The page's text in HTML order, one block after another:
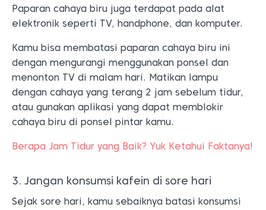
Paparan cahaya biru juga terdapat pada alat
elektronik seperti TV, handphone, dan komputer.
Kamu bisa membatasi paparan cahaya biru ini
dengan mengurangi menggunakan ponsel dan
menonton TV di malam hari. Matikan lampu
dengan cahaya yang terang 2 jam sebelum tidur,
atau gunakan aplikasi yang dapat memblokir
cahaya biru di ponsel pintar kamu.
Berapa Jam Tidur yang Baik? Yuk Ketahui Faktanya!
3. Jangan konsumsi kafein di sore hari
Sejak sore hari, kamu sebaiknya batasi konsumsi